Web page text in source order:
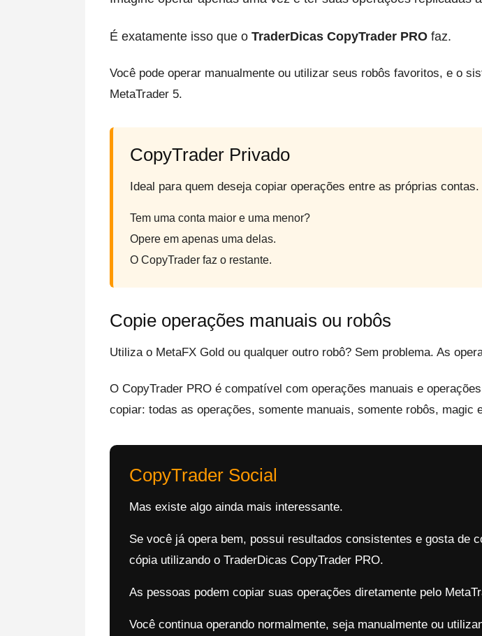
É exatamente isso que o TraderDicas CopyTrader PRO faz.
Você pode operar manualmente ou utilizar seus robôs favoritos, e o
MetaTrader 5.
CopyTrader Privado
Ideal para quem deseja copiar operações entre as próprias contas.
Tem uma conta maior e uma menor?
Opere em apenas uma delas.
O CopyTrader faz o restante.
Copie operações manuais ou robôs
Utiliza o MetaFX Gold ou qualquer outro robô? Sem problema. As
O CopyTrader PRO é compatível com operações manuais e
copiar: todas as operações, somente manuais, somente robôs, magic
CopyTrader Social
Mas existe algo ainda mais interessante.
Se você já opera bem, possui resultados consistentes e gosta de
cópia utilizando o TraderDicas CopyTrader PRO.
As pessoas podem copiar suas operações diretamente pelo
Você continua operando normalmente, seja manualmente ou